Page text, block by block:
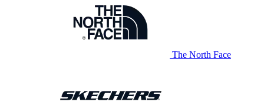
The North Face